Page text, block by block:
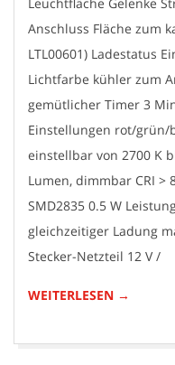
Anschluss Fläche zum
LTL00601) Ladestatus
Lichtfarbe kühler zum
gemütlicher Timer 3
Einstellungen rot/grün/
einstellbar von 2700 K
Lumen, dimmbar CRI >
SMD2835 0.5 W
gleichzeitiger Ladung
Stecker-Netzteil 12 V /
WEITERLESEN →